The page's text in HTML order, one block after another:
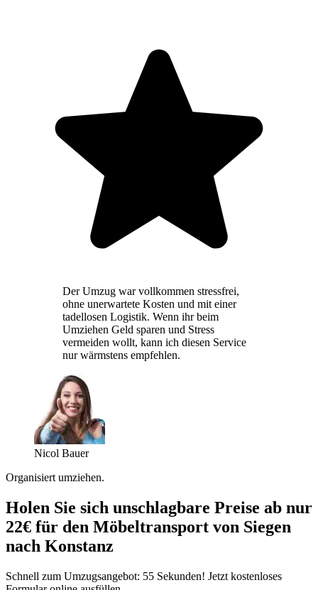
Der Umzug war vollkommen stressfrei,
ohne unerwartete Kosten und mit einer
tadellosen Logistik. Wenn ihr beim
Umziehen Geld sparen und Stress
vermeiden wollt, kann ich diesen Service
nur wärmstens empfehlen.
Nicol Bauer
Organisiert umziehen.
Holen Sie sich unschlagbare Preise ab nur
22€ für den Möbeltransport von Siegen
nach Konstanz
Schnell zum Umzugsangebot: 55 Sekunden! Jetzt kostenloses